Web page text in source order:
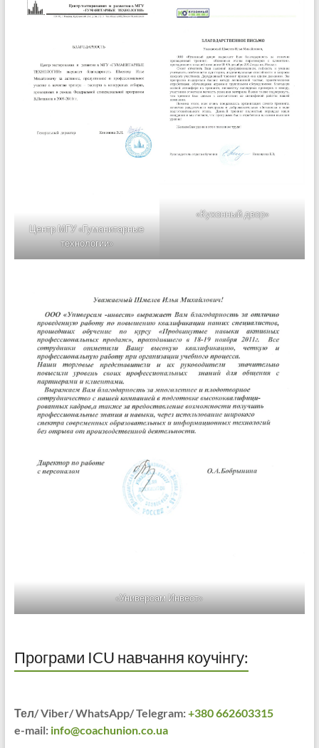
Центр МГУ «Гуманитарные
технологии»
«Кухонный двор»
«Универсам Инвест»
Програми ICU навчання коучінгу:
Тел/ Viber/ WhatsApp/ Telegram:+380 662603315
e-mail: info@coachunion.co.ua